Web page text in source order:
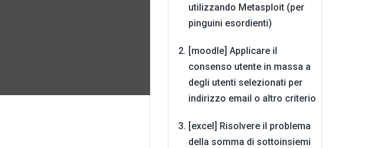
utilizzando Metasploit (per
pinguini esordienti)
[moodle] Applicare il
consenso utente in massa a
degli utenti selezionati per
indirizzo email o altro criterio
[excel] Risolvere il problema
della somma di sottoinsiemi